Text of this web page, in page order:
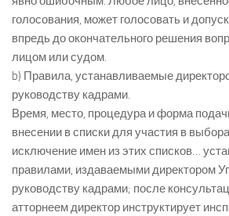
голосования, может голосовать и
впредь до окончательного решения
лицом или судом.
b) Правила, устанавливаемые
руководству кадрами.
Время, место, процедура и форма
внесении в списки для участия в
исключение имен из этих списков…
правилами, издаваемыми директором
руководству кадрами; после
атторнеем директор инструктирует